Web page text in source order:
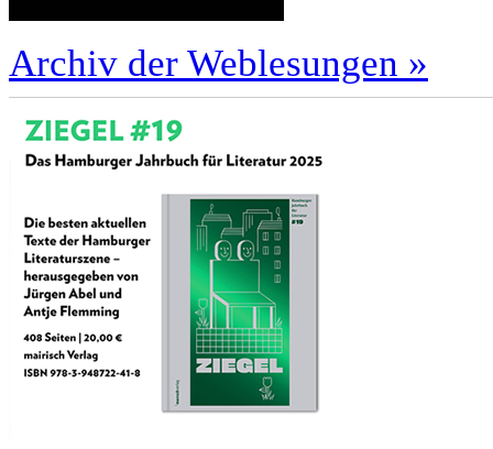
Archiv der Weblesungen »